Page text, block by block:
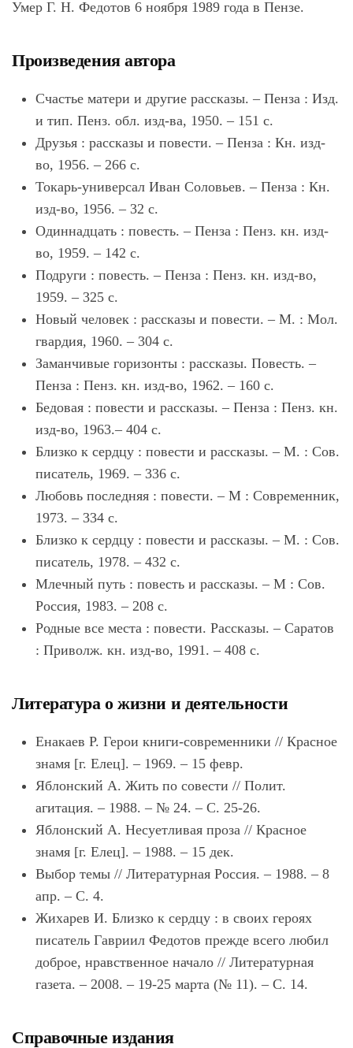
Умер Г. Н. Федотов 6 ноября 1989 года в Пензе.
Произведения автора
Счастье матери и другие рассказы. – Пенза : Изд.
и тип. Пенз. обл. изд-ва, 1950. – 151 с.
Друзья : рассказы и повести. – Пенза : Кн. изд-
во, 1956. – 266 с.
Токарь-универсал Иван Соловьев. – Пенза : Кн.
изд-во, 1956. – 32 с.
Одиннадцать : повесть. – Пенза : Пенз. кн. изд-
во, 1959. – 142 с.
Подруги : повесть. – Пенза : Пенз. кн. изд-во,
1959. – 325 с.
Новый человек : рассказы и повести. – М. : Мол.
гвардия, 1960. – 304 с.
Заманчивые горизонты : рассказы. Повесть. –
Пенза : Пенз. кн. изд-во, 1962. – 160 с.
Бедовая : повести и рассказы. – Пенза : Пенз. кн.
изд-во, 1963.– 404 с.
Близко к сердцу : повести и рассказы. – М. : Сов.
писатель, 1969. – 336 с.
Любовь последняя : повести. – М : Современник,
1973. – 334 с.
Близко к сердцу : повести и рассказы. – М. : Сов.
писатель, 1978. – 432 с.
Млечный путь : повесть и рассказы. – М : Сов.
Россия, 1983. – 208 с.
Родные все места : повести. Рассказы. – Саратов
: Приволж. кн. изд-во, 1991. – 408 с.
Литература о жизни и деятельности
Енакаев Р. Герои книги-современники // Красное
знамя [г. Елец]. – 1969. – 15 февр.
Яблонский А. Жить по совести // Полит.
агитация. – 1988. – № 24. – С. 25-26.
Яблонский А. Несуетливая проза // Красное
знамя [г. Елец]. – 1988. – 15 дек.
Выбор темы // Литературная Россия. – 1988. – 8
апр. – С. 4.
Жихарев И. Близко к сердцу : в своих героях
писатель Гавриил Федотов прежде всего любил
доброе, нравственное начало // Литературная
газета. – 2008. – 19-25 марта (№ 11). – С. 14.
Справочные издания